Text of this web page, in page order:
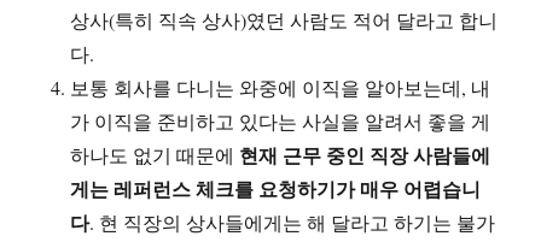
상사(특히 직속 상사)였던 사람도 적어 달라고 합니
다.
보통 회사를 다니는 와중에 이직을 알아보는데, 내
가 이직을 준비하고 있다는 사실을 알려서 좋을 게
하나도 없기 때문에 현재 근무 중인 직장 사람들에
게는 레퍼런스 체크를 요청하기가 매우 어렵습니
다. 현 직장의 상사들에게는 해 달라고 하기는 불가